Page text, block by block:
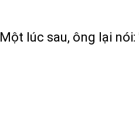
lúc sau, ông lại